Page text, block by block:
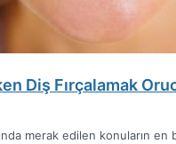
Diş Fırçalamak
merak edilen konuların en